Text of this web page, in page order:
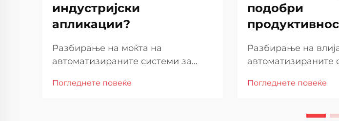
индустријски
апликации?
Разбирање на моќта на
автоматизираните системи за
современата производство. Во
Погледнете повеќе
подобри
Разбирање на
автоматизираните
современата
постојано бараат
Погледнете повеќе